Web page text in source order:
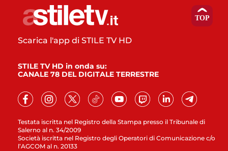
Testata iscritta nel Registro della Stampa presso il Tribunale di
Salerno al n. 34/2009
Società iscritta nel Registro degli Operatori di Comunicazione c/o
l’AGCOM al n. 20133
Scarica l'app di STILE TV HD
STILE TV HD in onda su:
CANALE 78 DEL DIGITALE TERRESTRE